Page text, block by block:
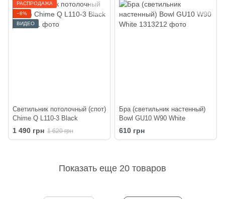
РАСПРОДАЖА
−8%
ВИДЕО
Светильник потолочный (спот)
Chime Q L110-3 Black
1 490 грн 1 620 грн
Бра (светильник настенный)
Bowl GU10 W90 White
610 грн
Показать еще 20 товаров